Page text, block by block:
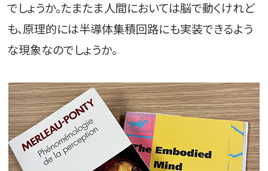
でしょうか。たまたま人間においては脳で動くけれど
も、原理的には半導体集積回路にも実装できるよう
な現象なのでしょうか。